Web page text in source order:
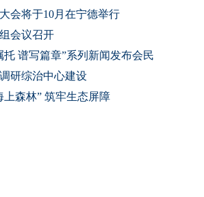
会将于10月在宁德举行
会议召开
托 谱写篇章”系列新闻发布会民
研综治中心建设
上森林” 筑牢生态屏障